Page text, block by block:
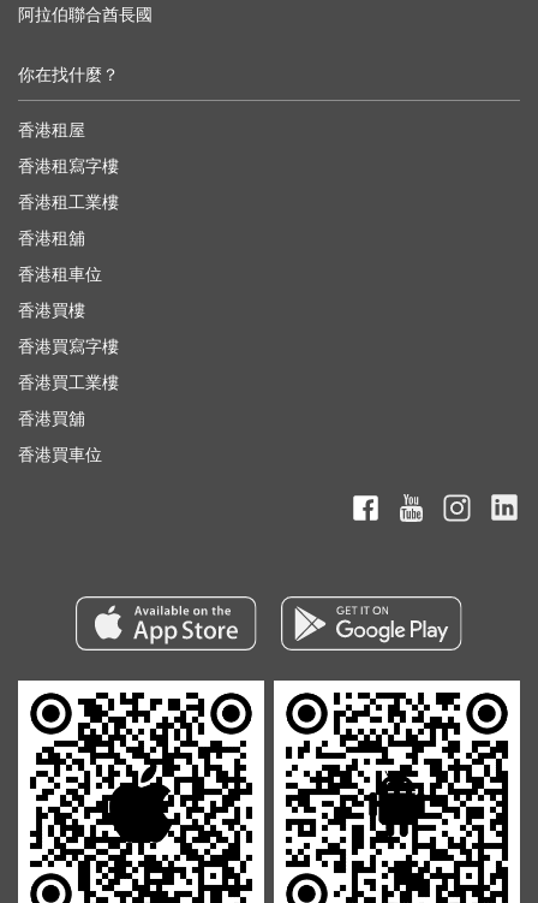
阿拉伯聯合酋長國
你在找什麼？
香港租屋
香港租寫字樓
香港租工業樓
香港租舖
香港租車位
香港買樓
香港買寫字樓
香港買工業樓
香港買舖
香港買車位